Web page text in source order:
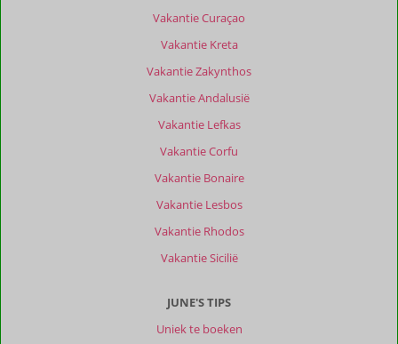
Vakantie Curaçao
Vakantie Kreta
Vakantie Zakynthos
Vakantie Andalusië
Vakantie Lefkas
Vakantie Corfu
Vakantie Bonaire
Vakantie Lesbos
Vakantie Rhodos
Vakantie Sicilië
JUNE'S TIPS
Uniek te boeken